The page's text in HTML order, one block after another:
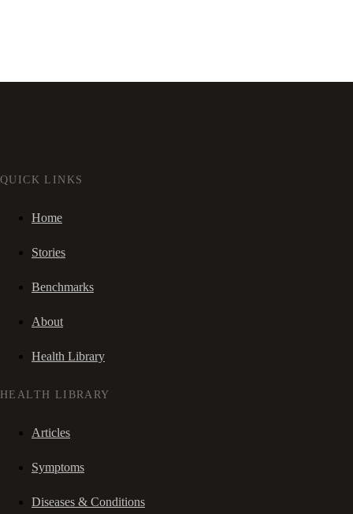
QUICK LINKS
Home
Stories
Benchmarks
About
Health Library
HEALTH LIBRARY
Articles
Symptoms
Diseases & Conditions